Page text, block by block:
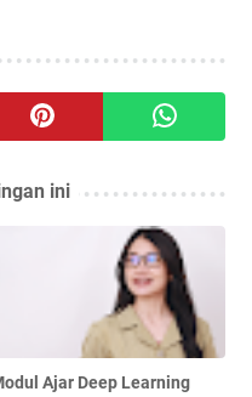
ini
Ajar Deep Learning